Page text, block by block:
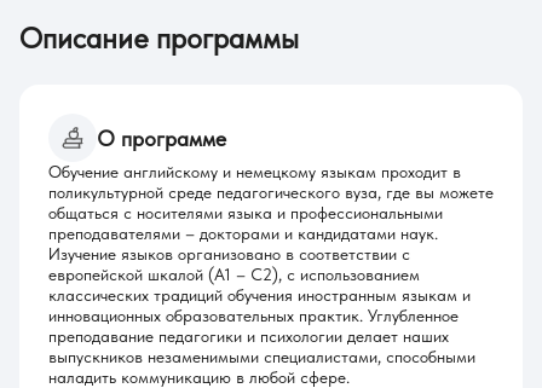
Описание программы
О программе
Обучение английскому и немецкому языкам проходит в
поликультурной среде педагогического вуза, где вы можете
общаться с носителями языка и профессиональными
преподавателями – докторами и кандидатами наук.
Изучение языков организовано в соответствии с
европейской шкалой (А1 – С2), с использованием
классических традиций обучения иностранным языкам и
инновационных образовательных практик. Углубленное
преподавание педагогики и психологии делает наших
выпускников незаменимыми специалистами, способными
наладить коммуникацию в любой сфере.